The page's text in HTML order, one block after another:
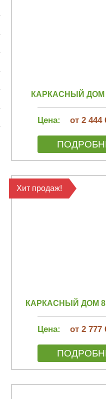
КАРКАСНЫЙ ДОМ
Цена: от 2 444
КАРКАСНЫЙ ДОМ
Цена: от 2 777
Хит продаж!